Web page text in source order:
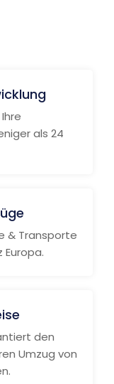
als 24
& Transporte
Europa.
den
Umzug von